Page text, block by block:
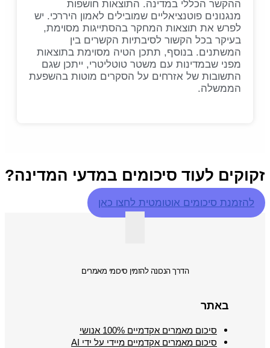
ההקשר הכללי במדינה. התוצאות חושפות
מנגנונים פוטנציאליים שמובילים לאמון היררכי. יש
לפרש את תוצאות המחקר בהסתייגות מסוימת,
בעיקר בכל הקשור לסיבתיות הקשרים בין
המשתנים. בנוסף, תתכן הטיה מסוימת בתוצאות
מפני שבמדינות עם משטר טוטליטרי, ייתכן שגם
התשובות של אזרחים על הסקרים מוטות בהשפעת
הממשלה.
זקוקים לעוד סיכומים במדעי המדינה?
להזמנת סיכומים אוטומטית לחצו כאן
הדרך הנכונה להזמין סיכומי מאמרים
באתר
סיכום מאמרים אקדמיים 100% אנושי
סיכום מאמרים אקדמיים מיידי על ידי AI